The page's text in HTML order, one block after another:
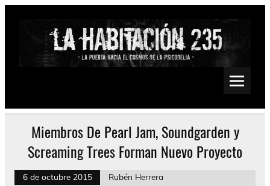
Saltar
Psychedelic, Stoner, Doom, Sludge, Fuzz, Space, Drone
Miembros De Pearl Jam, Soundgarden y
Screaming Trees Forman Nuevo Proyecto
6 de octubre 2015
Rubén Herrera